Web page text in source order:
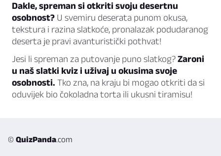
Dakle, spreman si otkriti svoju desertnu
osobnost? U svemiru deserata punom okusa,
tekstura i razina slatkoće, pronalazak podudaranog
deserta je pravi avanturistički pothvat!
Jesi li spreman za putovanje puno slatkog?Zaroni
u naš slatki kviz i uživaj u okusima svoje
osobnosti. Tko zna, na kraju bi mogao otkriti da si
oduvijek bio čokoladna torta ili ukusni tiramisu!
© QuizPanda.com